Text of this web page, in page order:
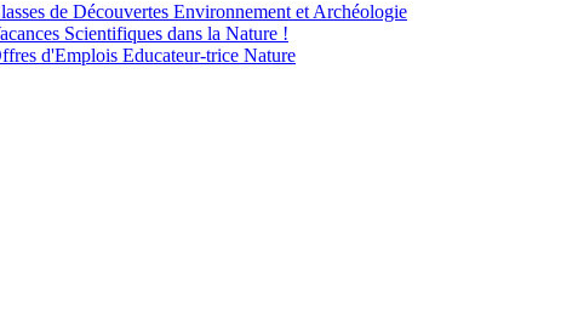
de Découvertes Environnement et Archéologie
Scientifiques dans la Nature !
d'Emplois Educateur-trice Nature